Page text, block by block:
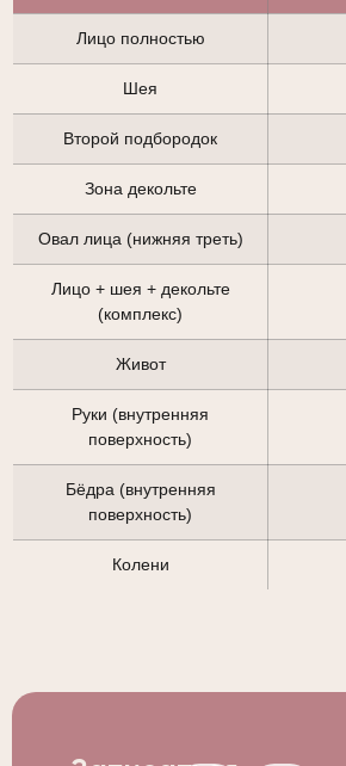
Лицо полностью
Шея
Второй подбородок
Зона декольте
Овал лица (нижняя треть)
Лицо + шея + декольте
(комплекс)
Живот
Руки (внутренняя
поверхность)
Бёдра (внутренняя
поверхность)
Колени